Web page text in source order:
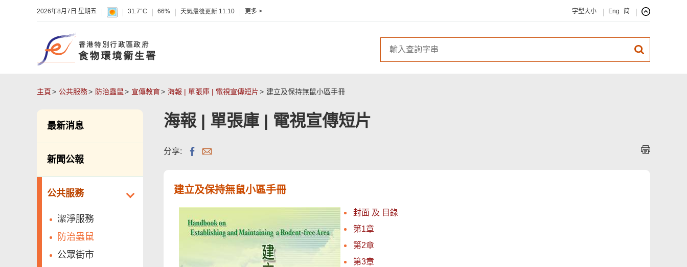
2026年8月7日 星期五 31.7°C 66% 天氣最後更新 11:10 更多 > 字型大小 Eng 简
主頁 公共服務 防治蟲鼠 宣傳教育 海報 | 單張庫 | 電視宣傳短片 建立及保持無鼠小區手冊
最新消息
新聞公報
公共服務
潔淨服務
防治蟲鼠
公眾街市
海報 | 單張庫 | 電視宣傳短片
分享:
建立及保持無鼠小區手冊
封面 及 目錄
第1章
第2章
第3章